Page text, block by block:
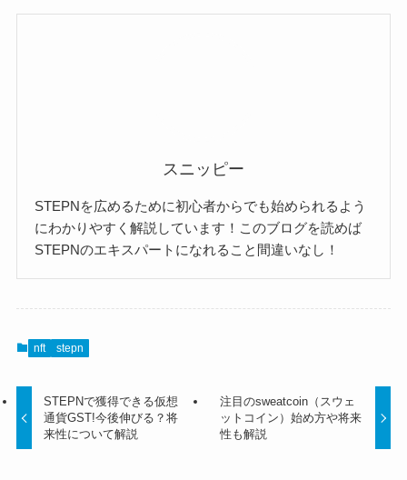
スニッピー
STEPNを広めるために初心者からでも始められるよう
にわかりやすく解説しています！このブログを読めば
STEPNのエキスパートになれること間違いなし！
nft stepn
STEPNで獲得できる仮想
通貨GST!今後伸びる？将
来性について解説
注目のsweatcoin（スウェ
ットコイン）始め方や将来
性も解説